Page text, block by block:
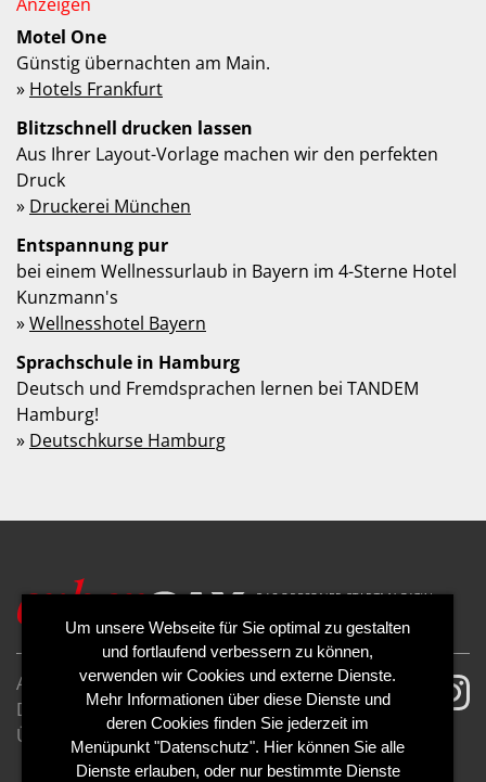
Motel One
Günstig übernachten am Main.
» Hotels Frankfurt
Blitzschnell drucken lassen
Aus Ihrer Layout-Vorlage machen wir den perfekten
Druck
» Druckerei München
Entspannung pur
bei einem Wellnessurlaub in Bayern im 4-Sterne Hotel
Kunzmann's
»Wellnesshotel Bayern
Sprachschule in Hamburg
Deutsch und Fremdsprachen lernen bei TANDEM
Hamburg!
» Deutschkurse Hamburg
AGB
Impressum
Datenschutzerklärung
Cookies
Über uns
Kontakt
Mediadaten
Abo kündigen
Abo widerrufen
Um unsere Webseite für Sie optimal zu gestalten
und fortlaufend verbessern zu können,
verwenden wir Cookies und externe Dienste.
Mehr Informationen über diese Dienste und
deren Cookies finden Sie jederzeit im
Menüpunkt "Datenschutz". Hier können Sie alle
Dienste erlauben, oder nur bestimmte Dienste